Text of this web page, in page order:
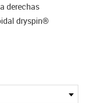
derechas
dryspin®